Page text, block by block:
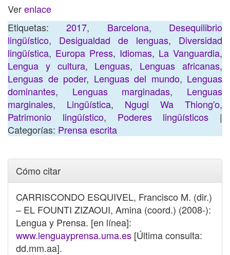
Verenlace
Etiquetas:2017, Barcelona, Desequilibrio
lingüístico, Desigualdad de lenguas, Diversidad
lingüística, Europa Press, Idiomas, La Vanguardia,
Lengua y cultura, Lenguas, Lenguas africanas,
Lenguas de poder, Lenguas del mundo, Lenguas
dominantes, Lenguas marginadas, Lenguas
marginales, Lingüística, Ngugi Wa Thiong'o,
Patrimonio lingüístico, Poderes lingüísticos |
Categorías: Prensa escrita
Cómo citar
CARRISCONDO ESQUIVEL, Francisco M. (dir.)
– EL FOUNTI ZIZAOUI, Amina (coord.) (2008-):
Lengua y Prensa. [en línea]:
www.lenguayprensa.uma.es [Última consulta:
dd.mm.aa].